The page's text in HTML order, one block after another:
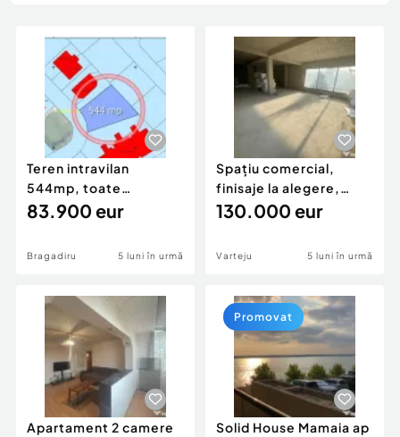
Animale de companie
Afaceri și echipamente profesionale
Inchiriere Bunuri si Vehicule
Piese auto si accesorii
Dacia Duster
Teren intravilan
544mp, toate
utilitatile in fata
83.900 eur
Bragadiru 5 luni în urmă
Spațiu comercial,
finisaje la alegere,
toate utilitățile,
130.000 eur
Varteju 5 luni în urmă
Apartament 2 camere
Solid House Mamaia ap
Promovat